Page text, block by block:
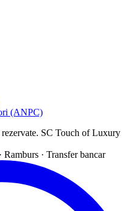
(ANPC)
SC Touch of Luxury
Ramburs · Transfer bancar